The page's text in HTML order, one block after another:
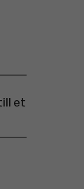
ett lönsamt